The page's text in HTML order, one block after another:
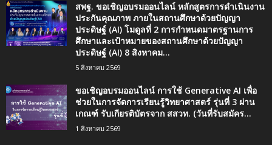
สพฐ. ขอเชิญอบรมออนไลน์ หลักสูตรการดำเนินงาน
ประกันคุณภาพ ภายในสถานศึกษาด้วยปัญญา
ประดิษฐ์ (AI) โมดูลที่ 2 การกำหนดมาตรฐานการ
ศึกษาและเป้าหมายของสถานศึกษาด้วยปัญญา
ประดิษฐ์ (AI) 8 สิงหาคม...
5 สิงหาคม 2569
ขอเชิญอบรมออนไลน์ การใช้ Generative AI เพื่อ
ช่วยในการจัดการเรียนรู้วิทยาศาสตร์ รุ่นที่ 3 ผ่าน
เกณฑ์ รับเกียรติบัตรจาก สสวท. (วันที่รับสมัคร...
1 สิงหาคม 2569